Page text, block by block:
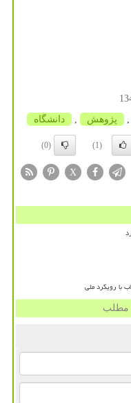
پژوهش دانشگاه
(1)
(0)
X
با رویکرد ملی
مطلب